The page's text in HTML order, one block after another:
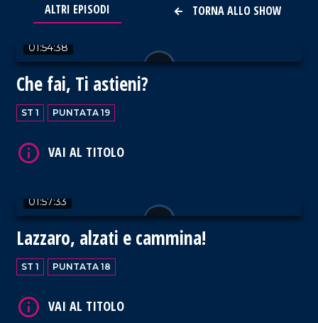
TORNA ALLO SHOW
ALTRI EPISODI
01:54:38
Che fai, Ti astieni?
ST 1 PUNTATA 19
VAI AL TITOLO
01:57:33
Lazzaro, alzati e cammina!
ST 1 PUNTATA 18
VAI AL TITOLO